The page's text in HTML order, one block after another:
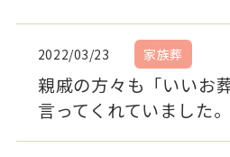
2022/03/23 家族葬
親戚の方々も「いいお
言ってくれていました。